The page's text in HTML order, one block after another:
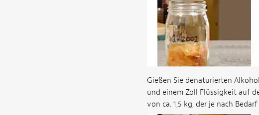
Gießen Sie denaturierten
und einem Zoll Flüssigkeit auf
von ca. 1,5 kg, der je nach